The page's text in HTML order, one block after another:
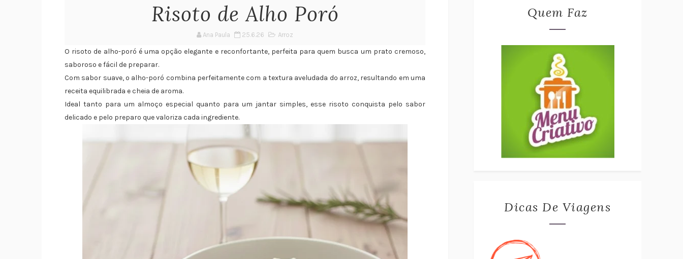
Risoto de Alho Poró
Ana Paula 25.6.26 Arroz
O risoto de alho-poró é uma opção elegante e reconfortante, perfeita para quem busca um prato cremoso,
saboroso e fácil de preparar.
Com sabor suave, o alho-poró combina perfeitamente com a textura aveludada do arroz, resultando em uma
receita equilibrada e cheia de aroma.
Ideal tanto para um almoço especial quanto para um jantar simples, esse risoto conquista pelo sabor
delicado e pelo preparo que valoriza cada ingrediente.
Quem Faz
Dicas De Viagens